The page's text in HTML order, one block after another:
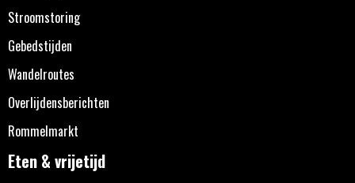
Stroomstoring
Gebedstijden
Wandelroutes
Overlijdensberichten
Rommelmarkt
Eten & vrijetijd